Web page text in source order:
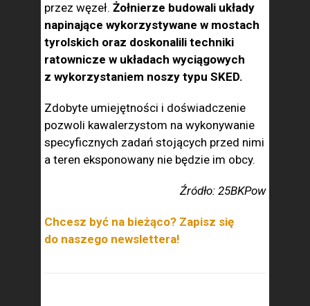
przez węzeł. Żołnierze budowali układy
napinające wykorzystywane w mostach
tyrolskich oraz doskonalili techniki
ratownicze w układach wyciągowych
z wykorzystaniem noszy typu SKED.
Zdobyte umiejętności i doświadczenie
pozwoli kawalerzystom na wykonywanie
specyficznych zadań stojących przed nimi
a teren eksponowany nie będzie im obcy.
Źródło: 25BKPow
Chcesz być na bieżąco? Zapisz się
do naszego newslettera!